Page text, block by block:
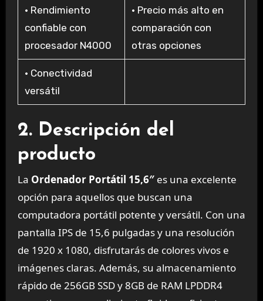
• Rendimiento
confiable con
procesador N4000
• Precio más alto en
comparación con
otras opciones
• Conectividad
versátil
2. Descripción del
producto
La Ordenador Portátil 15,6″es una excelente
opción para aquellos que buscan una
computadora portátil potente y versátil. Con una
pantalla IPS de 15,6 pulgadas y una resolución
de 1920 x 1080, disfrutarás de colores vivos e
imágenes claras. Además, su almacenamiento
rápido de 256GB SSD y 8GB de RAM LPDDR4